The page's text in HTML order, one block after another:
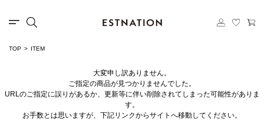
TOP ITEM
大変申し訳ありません。
ご指定の商品が見つかりませんでした。
URLのご指定に誤りがあるか、更新等に伴い削除されてしまった可能性がありま
す。
お手数とは思いますが、下記リンクからサイトへ移動してください。